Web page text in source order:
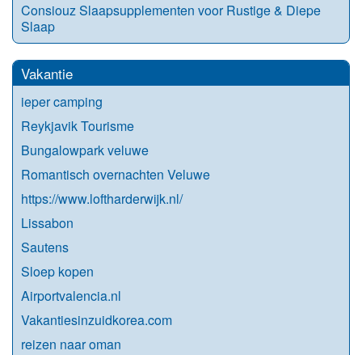
Consiouz Slaapsupplementen voor Rustige & Diepe
Slaap
Vakantie
ieper camping
Reykjavik Tourisme
Bungalowpark veluwe
Romantisch overnachten Veluwe
https://www.loftharderwijk.nl/
Lissabon
Sautens
Sloep kopen
Airportvalencia.nl
Vakantiesinzuidkorea.com
reizen naar oman